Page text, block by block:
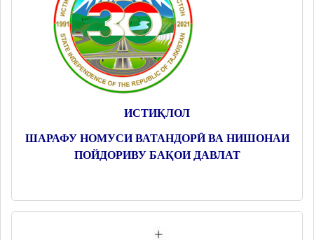
ИСТИҚЛОЛ
ШАРАФУ НОМУСИ ВАТАНДОРӢ ВА НИШОНАИ
ПОЙДОРИВУ БАҚОИ ДАВЛАТ